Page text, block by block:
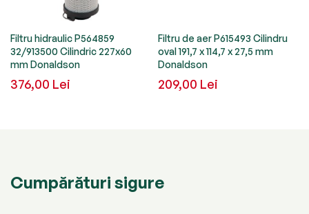
Filtru hidraulic P564859
32/913500 Cilindric 227x60
mm Donaldson
376,00 Lei
Filtru de aer P615493 Cilindru
oval 191,7 x 114,7 x 27,5 mm
Donaldson
209,00 Lei
Cumpărături sigure